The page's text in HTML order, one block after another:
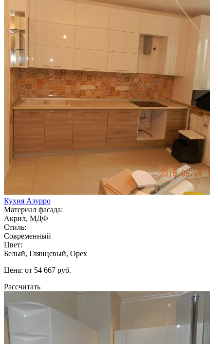
Кухня Азурро
Материал фасада:
Акрил, МДФ
Стиль:
Современный
Цвет:
Белый, Глянцевый, Орех
Цена: от 54 667 руб.
Рассчитать